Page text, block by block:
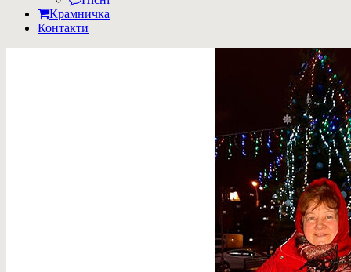
Крамничка
Контакти